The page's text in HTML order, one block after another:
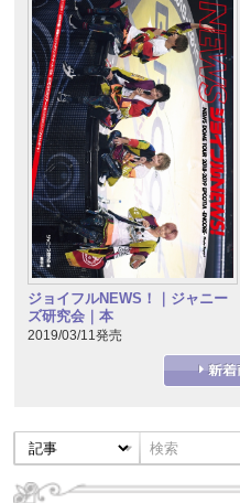
ジョイフルNEWS！｜ジャニー
ズ研究会｜本
2019/03/11発売